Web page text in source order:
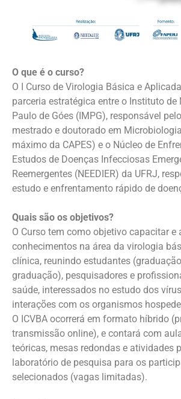
O que é o curso?
O I Curso de Virologia Básica e
parceria estratégica entre o Instituto
Paulo de Góes (IMPG), responsável
mestrado e doutorado em
máximo da CAPES) e o Núcleo de
Estudos de Doenças Infecciosas
Reemergentes (NEEDIER) da UFRJ,
estudo e enfrentamento rápido de
Quais são os objetivos?
O Curso tem como objetivo capacitar e
conhecimentos na área da virologia
clínica, reunindo estudantes
graduação), pesquisadores e
saúde, interessados no estudo dos
interações com os organismos
O ICVBA ocorrerá em formato híbrido
transmissão online), e contará com
teóricas, mesas redondas e atividades
laboratório de pesquisa para os
selecionados (vagas limitadas).